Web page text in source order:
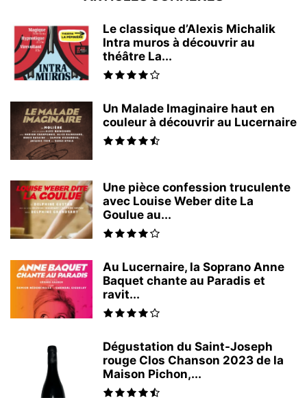
Le classique d’Alexis Michalik
Intra muros à découvrir au
théâtre La...
Un Malade Imaginaire haut en
couleur à découvrir au Lucernaire
Une pièce confession truculente
avec Louise Weber dite La
Goulue au...
Au Lucernaire, la Soprano Anne
Baquet chante au Paradis et
ravit...
Dégustation du Saint-Joseph
rouge Clos Chanson 2023 de la
Maison Pichon,...